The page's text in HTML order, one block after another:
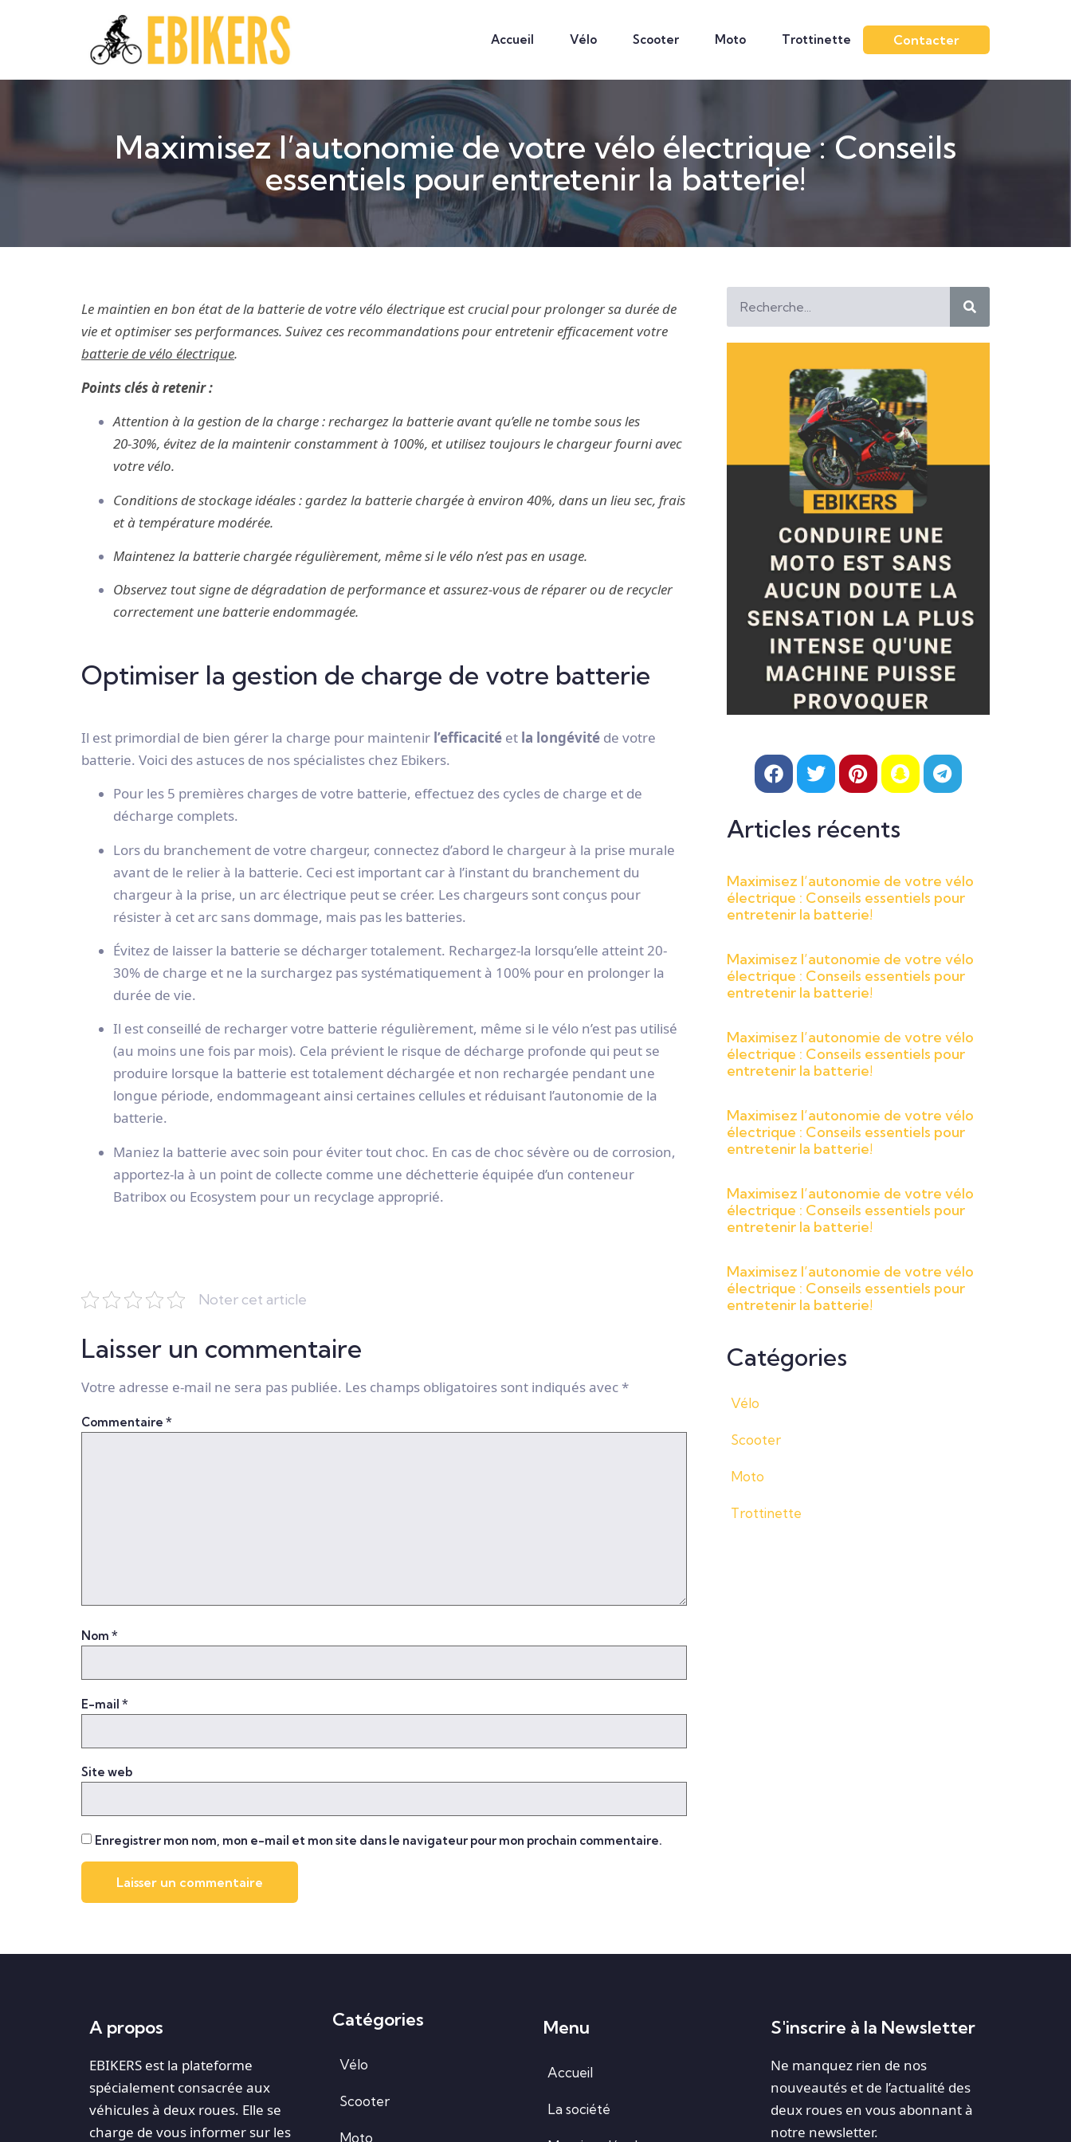
Accueil Vélo Scooter Moto Trottinette Contacter
Maximisez l’autonomie de votre vélo électrique : Conseils
essentiels pour entretenir la batterie!
Le maintien en bon état de la batterie de votre vélo électrique est crucial pour prolonger sa durée de
vie et optimiser ses performances. Suivez ces recommandations pour entretenir efficacement votre
batterie de vélo électrique.
Points clés à retenir :
Attention à la gestion de la charge : rechargez la batterie avant qu’elle ne tombe sous les
20‑30%, évitez de la maintenir constamment à 100%, et utilisez toujours le chargeur fourni avec
votre vélo.
Conditions de stockage idéales : gardez la batterie chargée à environ 40%, dans un lieu sec, frais
et à température modérée.
Maintenez la batterie chargée régulièrement, même si le vélo n’est pas en usage.
Observez tout signe de dégradation de performance et assurez-vous de réparer ou de recycler
correctement une batterie endommagée.
Optimiser la gestion de charge de votre batterie
Il est primordial de bien gérer la charge pour maintenir l’efficacité et la longévité de votre
batterie. Voici des astuces de nos spécialistes chez Ebikers.
Pour les 5 premières charges de votre batterie, effectuez des cycles de charge et de
décharge complets.
Lors du branchement de votre chargeur, connectez d’abord le chargeur à la prise murale
avant de le relier à la batterie. Ceci est important car à l’instant du branchement du
chargeur à la prise, un arc électrique peut se créer. Les chargeurs sont conçus pour
résister à cet arc sans dommage, mais pas les batteries.
Évitez de laisser la batterie se décharger totalement. Rechargez-la lorsqu’elle atteint 20-
30% de charge et ne la surchargez pas systématiquement à 100% pour en prolonger la
durée de vie.
Il est conseillé de recharger votre batterie régulièrement, même si le vélo n’est pas utilisé
(au moins une fois par mois). Cela prévient le risque de décharge profonde qui peut se
produire lorsque la batterie est totalement déchargée et non rechargée pendant une
longue période, endommageant ainsi certaines cellules et réduisant l’autonomie de la
batterie.
Maniez la batterie avec soin pour éviter tout choc. En cas de choc sévère ou de corrosion,
apportez-la à un point de collecte comme une déchetterie équipée d’un conteneur
Batribox ou Ecosystem pour un recyclage approprié.
Noter cet article
Laisser un commentaire
Votre adresse e-mail ne sera pas publiée. Les champs obligatoires sont indiqués avec*
Commentaire *
Nom *
E-mail *
Site web
Enregistrer mon nom, mon e-mail et mon site dans le navigateur pour mon prochain commentaire.
Articles récents
Maximisez l’autonomie de votre vélo
électrique : Conseils essentiels pour
entretenir la batterie!
Maximisez l’autonomie de votre vélo
électrique : Conseils essentiels pour
entretenir la batterie!
Maximisez l’autonomie de votre vélo
électrique : Conseils essentiels pour
entretenir la batterie!
Maximisez l’autonomie de votre vélo
électrique : Conseils essentiels pour
entretenir la batterie!
Maximisez l’autonomie de votre vélo
électrique : Conseils essentiels pour
entretenir la batterie!
Maximisez l’autonomie de votre vélo
électrique : Conseils essentiels pour
entretenir la batterie!
Catégories
Vélo
Scooter
Moto
Trottinette
A propos
EBIKERS est la plateforme
spécialement consacrée aux
véhicules à deux roues. Elle se
charge de vous informer sur les
Catégories
Vélo
Scooter
Moto
Menu
Accueil
La société
S'inscrire à la Newsletter
Ne manquez rien de nos
nouveautés et de l’actualité des
deux roues en vous abonnant à
notre newsletter.